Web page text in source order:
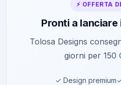
⚡ OFFERTA
Pronti a
Tolosa Designs
giorni per 150
✓ Design premium